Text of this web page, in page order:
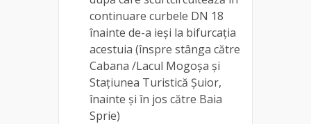
continuare curbele DN 18
înainte de-a ieși la bifurcația
acestuia (înspre stânga către
Cabana /Lacul Mogoșa și
Stațiunea Turistică Șuior,
înainte și în jos către Baia
Sprie)